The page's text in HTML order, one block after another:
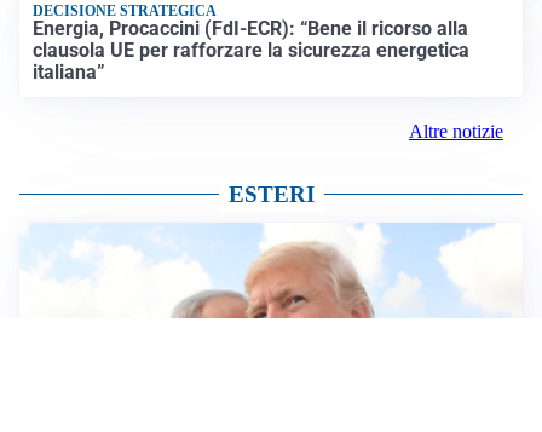
DECISIONE STRATEGICA
Energia, Procaccini (FdI-ECR): “Bene il ricorso alla
clausola UE per rafforzare la sicurezza energetica
italiana”
Altre notizie
ESTERI